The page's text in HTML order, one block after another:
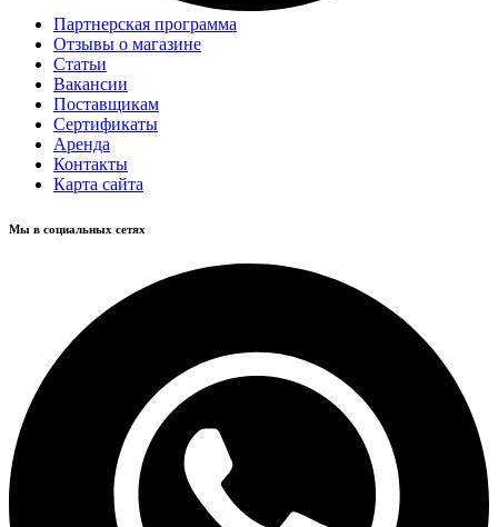
Партнерская программа
Отзывы о магазине
Статьи
Вакансии
Поставщикам
Сертификаты
Аренда
Контакты
Карта сайта
Мы в социальных сетях